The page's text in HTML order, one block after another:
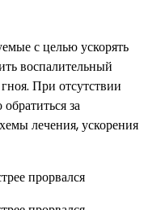
с целью ускорять
воспалительный
При отсутствии
за
лечения, ускорения